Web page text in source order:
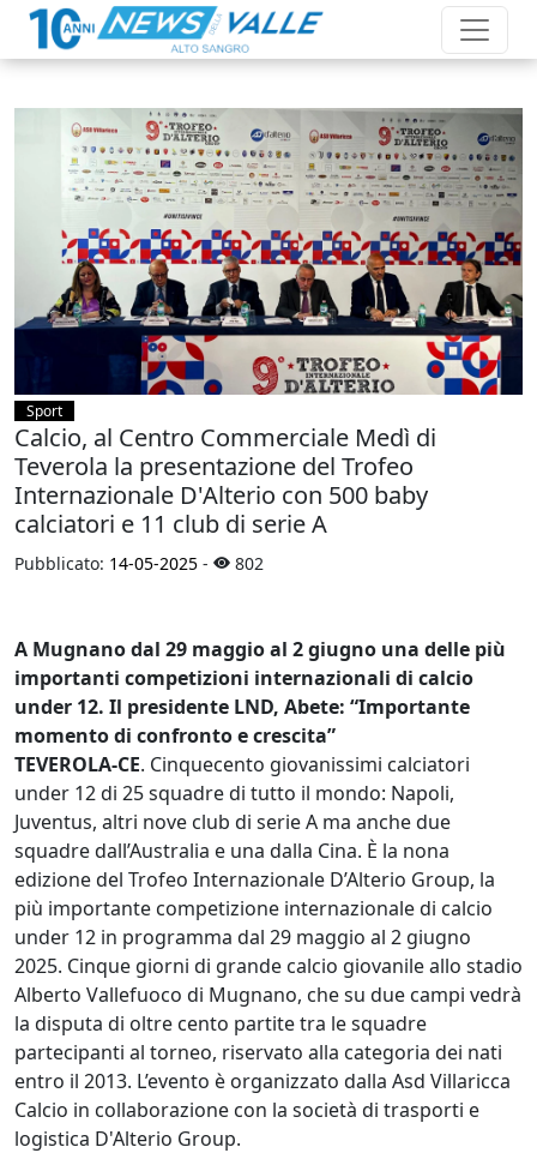
Sport
Calcio, al Centro Commerciale Medì di
Teverola la presentazione del Trofeo
Internazionale D'Alterio con 500 baby
calciatori e 11 club di serie A
Pubblicato: 14-05-2025 - 802
A Mugnano dal 29 maggio al 2 giugno una delle più
importanti competizioni internazionali di calcio
under 12. Il presidente LND, Abete: “Importante
momento di confronto e crescita”
TEVEROLA-CE. Cinquecento giovanissimi calciatori
under 12 di 25 squadre di tutto il mondo: Napoli,
Juventus, altri nove club di serie A ma anche due
squadre dall’Australia e una dalla Cina. È la nona
edizione del Trofeo Internazionale D’Alterio Group, la
più importante competizione internazionale di calcio
under 12 in programma dal 29 maggio al 2 giugno
2025. Cinque giorni di grande calcio giovanile allo stadio
Alberto Vallefuoco di Mugnano, che su due campi vedrà
la disputa di oltre cento partite tra le squadre
partecipanti al torneo, riservato alla categoria dei nati
entro il 2013. L’evento è organizzato dalla Asd Villaricca
Calcio in collaborazione con la società di trasporti e
logistica D'Alterio Group.